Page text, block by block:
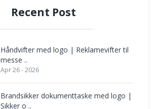
Recent Post
Håndvifter med logo | Reklamevifter til
messe ..
Apr 26 - 2026
Brandsikker dokumenttaske med logo |
Sikker o ..